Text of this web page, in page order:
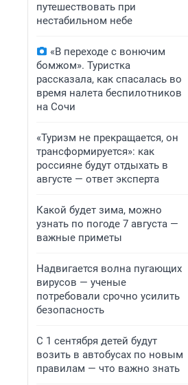
путешествовать при
нестабильном небе
«В переходе с вонючим
бомжом». Туристка
рассказала, как спасалась во
время налета беспилотников
на Сочи
«Туризм не прекращается, он
трансформируется»: как
россияне будут отдыхать в
августе — ответ эксперта
Какой будет зима, можно
узнать по погоде 7 августа —
важные приметы
Надвигается волна пугающих
вирусов — ученые
потребовали срочно усилить
безопасность
С 1 сентября детей будут
возить в автобусах по новым
правилам — что важно знать